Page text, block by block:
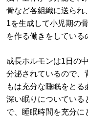
骨など各組織に送られ
1を生成して小児期の
を作る働きをしている
成長ホルモンは1日の
分泌されているので、
もは充分な睡眠をとる
深い眠りについている
で、睡眠時間を充分に